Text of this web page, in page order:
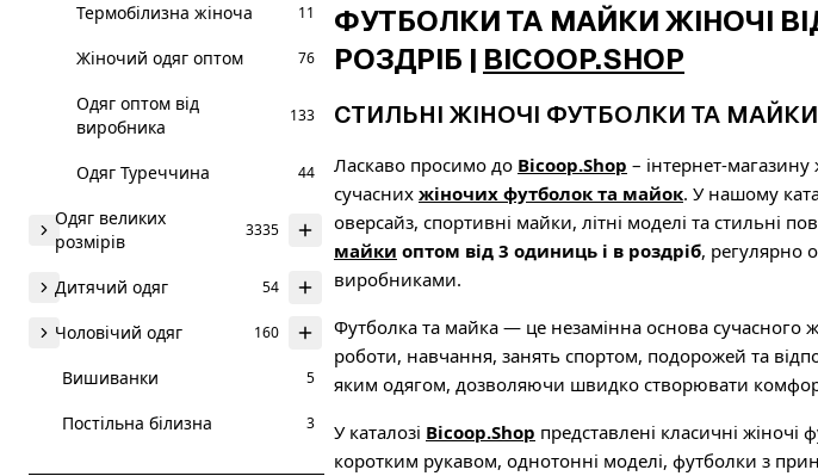
Термобілизна жіноча 11
Жіночий одяг оптом 76
Одяг оптом від
виробника
133
Одяг Туреччина 44
Одяг великих
розмірів
3335
Дитячий одяг 54
Чоловічий одяг 160
Вишиванки 5
Постільна білизна 3
ФУТБОЛКИ ТА МАЙКИ ЖІНОЧІ
РОЗДРІБ | BICOOP.SHOP
СТИЛЬНІ ЖІНОЧІ ФУТБОЛКИ ТА
Ласкаво просимо до Bicoop.Shop – інтернет-
сучасних жіночих футболок та майок. У нашому
оверсайз, спортивні майки, літні моделі та стильні
майки оптом від 3 одиниць і в роздріб, регулярно
виробниками.
Футболка та майка — це незамінна основа сучасного
роботи, навчання, занять спортом, подорожей та
яким одягом, дозволяючи швидко створювати
У каталозі Bicoop.Shop представлені класичні
коротким рукавом, однотонні моделі, футболки з